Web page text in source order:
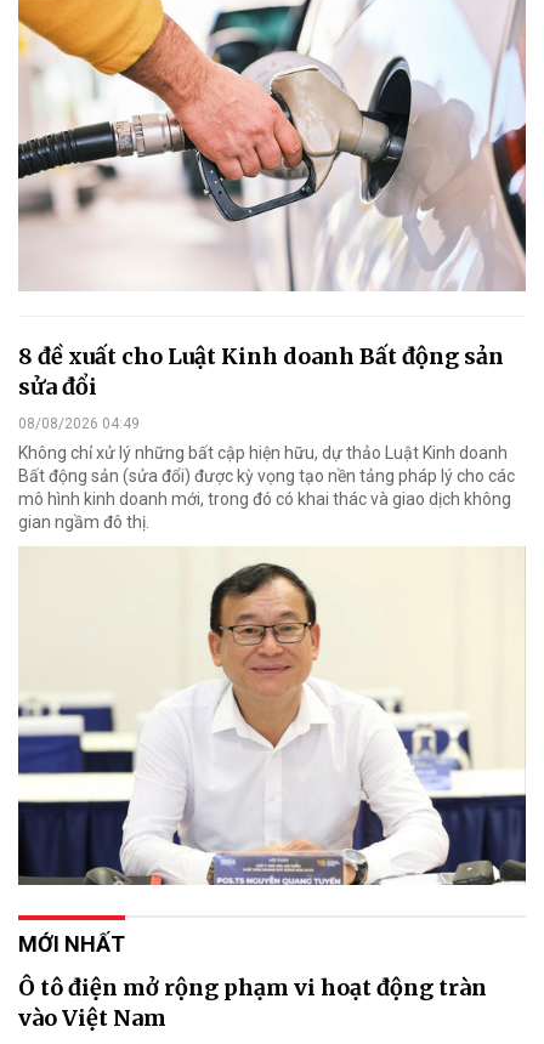
8 đề xuất cho Luật Kinh doanh Bất động sản
sửa đổi
08/08/2026 04:49
Không chỉ xử lý những bất cập hiện hữu, dự thảo Luật Kinh doanh
Bất động sản (sửa đổi) được kỳ vọng tạo nền tảng pháp lý cho các
mô hình kinh doanh mới, trong đó có khai thác và giao dịch không
gian ngầm đô thị.
MỚI NHẤT
Ô tô điện mở rộng phạm vi hoạt động tràn
vào Việt Nam